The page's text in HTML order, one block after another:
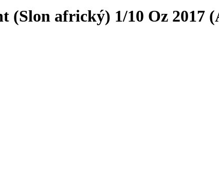
(Slon africký) 1/10 Oz 2017